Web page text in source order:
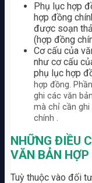
Phụ lục hợp
hợp đồng
được soạn
(hợp đồng
Cơ cấu của
như cơ cấu
phụ lục hợp
hợp đồng.
ghi các văn
mà chỉ cần
chính .
NHỮNG ĐIỀU
VĂN BẢN HỢP
Tuỳ thuộc vào đối